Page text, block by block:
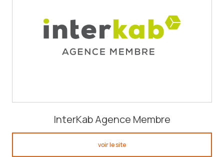
InterKab Agence Membre
voir le site